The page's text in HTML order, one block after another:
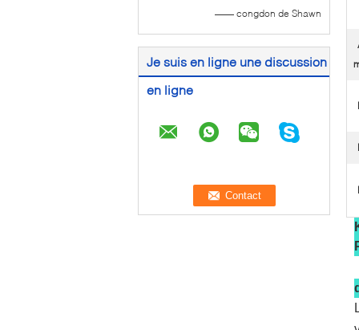
—— congdon de Shawn
Je suis en ligne une discussion
en ligne